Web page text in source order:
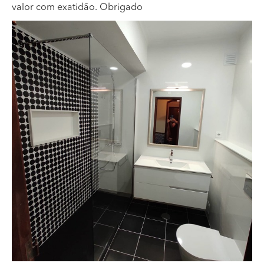
valor com exatidão. Obrigado